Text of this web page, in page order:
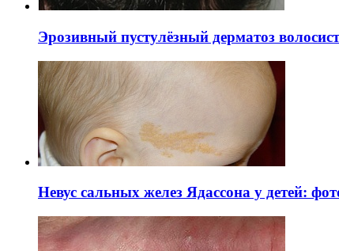
Эрозивный пустулёзный дерматоз
Невус сальных желез Ядассона у детей: